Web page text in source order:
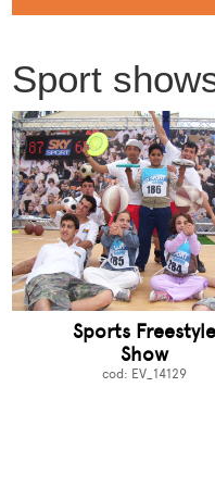
Sport
Sports Freestyle
Show
cod: EV_14129